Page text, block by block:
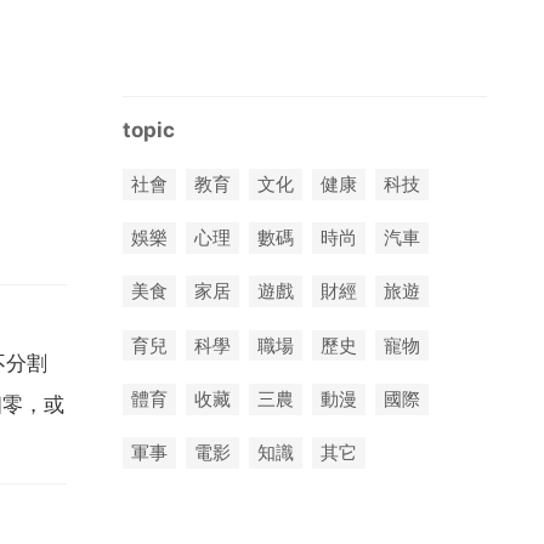
割
，或
topic
社會 教育 文化 健康 科技
娛樂 心理 數碼 時尚 汽車
美食 家居 遊戲 財經 旅遊
育兒 科學 職場 歷史 寵物
體育 收藏 三農 動漫 國際
軍事 電影 知識 其它